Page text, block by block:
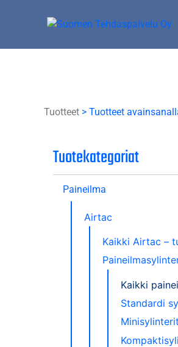
Tuotteet > Tuotteet
Tuotekategoriat
Paineilma
Airtac
Kaikki Airtac –
Kaikki
Standardi
Minisylinterit